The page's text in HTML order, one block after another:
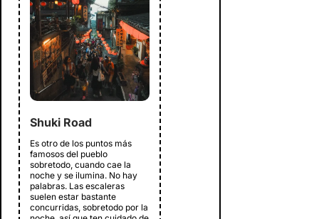
Shuki Road
Es otro de los puntos más
famosos del pueblo
sobretodo, cuando cae la
noche y se ilumina. No hay
palabras. Las escaleras
suelen estar bastante
concurridas, sobretodo por la